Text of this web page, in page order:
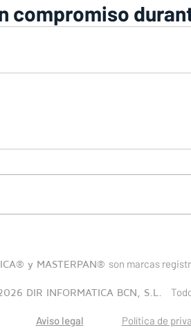
compromiso
y MASTERPAN® son marcas
DIR INFORMATICA BCN, S.L.
Aviso legal Política de